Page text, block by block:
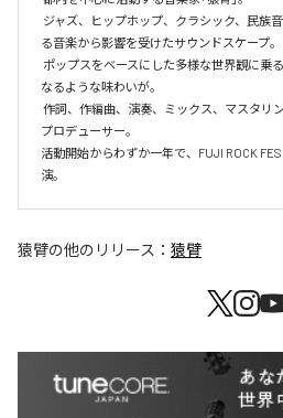
る音楽から影響を受けたサウンドスケープ。
なるような味わいが。
プロデューサー。
活動開始からわずか一年で、FUJI ROCK
演。
猿臂の他のリリース： 猿臂